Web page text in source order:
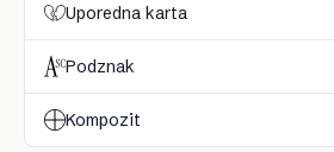
Uporedna karta
Podznak
Kompozit